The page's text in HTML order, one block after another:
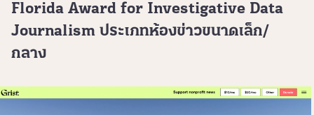
Florida Award for Investigative Data
Journalism ประเภทห้องข่าวขนาดเล็ก/
กลาง